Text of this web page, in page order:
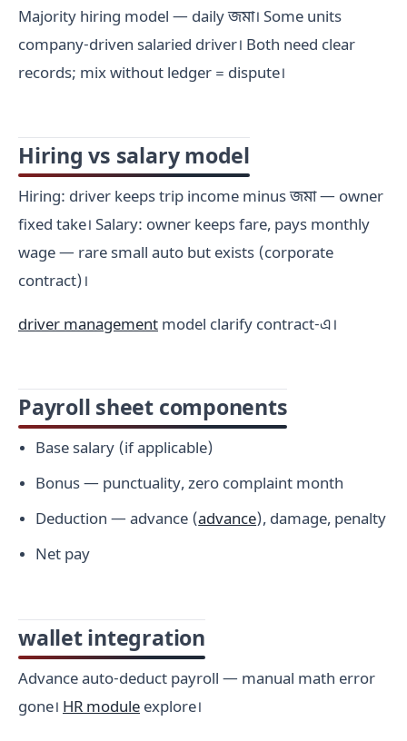
Majority hiring model — daily জমা। Some units
company-driven salaried driver। Both need clear
records; mix without ledger = dispute।
Hiring vs salary model
Hiring: driver keeps trip income minus জমা — owner
fixed take। Salary: owner keeps fare, pays monthly
wage — rare small auto but exists (corporate
contract)।
driver management model clarify contract-এ।
Payroll sheet components
Base salary (if applicable)
Bonus — punctuality, zero complaint month
Deduction — advance (advance), damage, penalty
Net pay
wallet integration
Advance auto-deduct payroll — manual math error
gone। HR module explore।